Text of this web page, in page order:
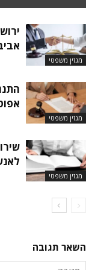
מגזין משפטי
מגזין משפטי
מגזין משפטי
השאר תגובה